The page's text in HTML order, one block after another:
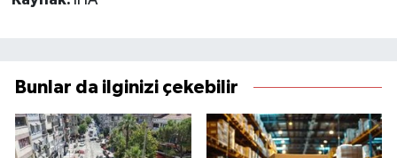
Bunlar da ilginizi çekebilir